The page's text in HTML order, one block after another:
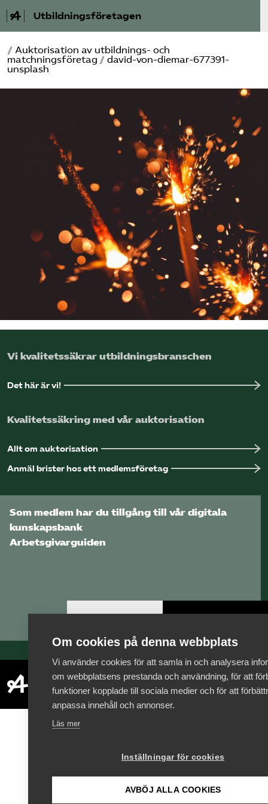
Utbildningsföretagen
Bli medlem
Om Utbildnings­företagen
Auktorisation
Kontakt
Mina sidor (almega.se)
Logga in på Arbetsgivarguiden
/ Auktorisation av utbildnings- och
matchningsföretag / david-von-diemar-677391-
unsplash
Vi kvalitetssäkrar utbildningsbranschen
Det här är vi!
Kvalitetssäkring med vår auktorisation
Allt om auktorisation
Anmäl brister hos ett medlemsföretag
Som medlem har du tillgång till vår digitala
kunskapsbank
Arbetsgivarguiden
Om cookies på denna webbplats
Vi använder cookies för att samla in och analysera
om webbplatsens prestanda och användning, för att
funktioner kopplade till sociala medier och för att
anpassa innehåll och annonser.
Läs mer
Inställningar för cookies
AVBÖJ ALLA COOKIES